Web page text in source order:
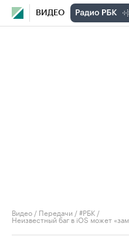
ВИДЕО
Видео / Передачи /#РБК /
Неизвестный баг в iOS может